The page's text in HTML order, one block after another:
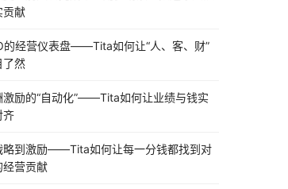
贡献
的经营仪表盘——Tita如何让“人、客、财”
了然
激励的“自动化”——Tita如何让业绩与钱实
齐
略到激励——Tita如何让每一分钱都找到对
经营贡献